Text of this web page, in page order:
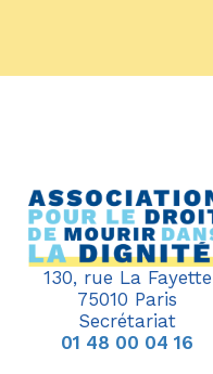
130, rue La Fayette
75010 Paris
Secrétariat
01 48 00 04 16